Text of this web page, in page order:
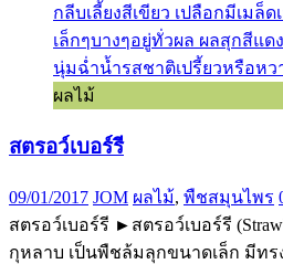
ผลไม้
สตรอว์เบอร์รี
09/01/2017 JOM ผลไม้, พืชสมุนไพร
สตรอว์เบอร์รี ►สตรอว์เบอร์รี
กุหลาบ เป็นพืชล้มลุกขนาดเล็ก มีท